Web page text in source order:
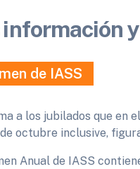
información
de IASS
a los jubilados que en
octubre inclusive,
Anual de IASS